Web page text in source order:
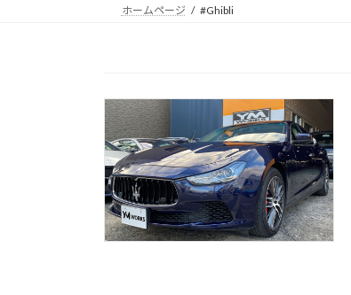
ホームページ #Ghibli